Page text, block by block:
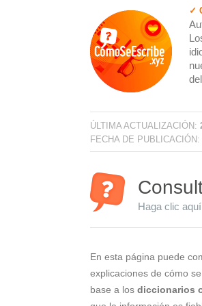
✓
ÚLTIMA ACTUALIZACIÓN:
FECHA DE PUBLICACIÓN:
Haga clic
En esta página puede
explicaciones de cómo
base a los diccionarios